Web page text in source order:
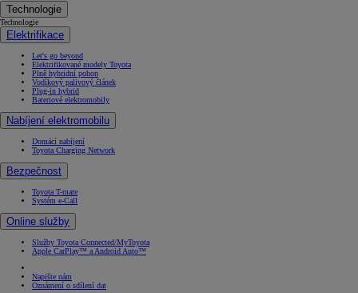
Technologie
Technologie
Elektrifikace
Let's go beyond
Elektrifikované modely Toyota
Plně hybridní pohon
Vodíkový palivový článek
Plug-in hybrid
Bateriové elektromobily
Nabíjení elektromobilu
Domácí nabíjení
Toyota Charging Network
Bezpečnost
Toyota T-mate
Systém e-Call
Online služby
Služby Toyota Connected/MyToyota
Apple CarPlay™ a Android Auto™
Napište nám
Oznámení o sdílení dat